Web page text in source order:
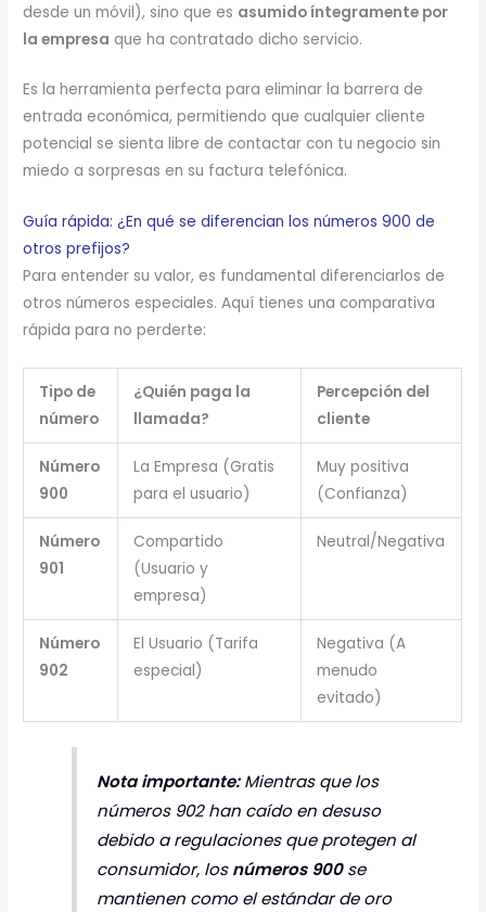
desde un móvil), sino que es asumido íntegramente por
la empresa que ha contratado dicho servicio.
Es la herramienta perfecta para eliminar la barrera de
entrada económica, permitiendo que cualquier cliente
potencial se sienta libre de contactar con tu negocio sin
miedo a sorpresas en su factura telefónica.
Guía rápida: ¿En qué se diferencian los números 900 de
otros prefijos?
Para entender su valor, es fundamental diferenciarlos de
otros números especiales. Aquí tienes una comparativa
rápida para no perderte:
Tipo de
número
¿Quién paga la
llamada?
Percepción del
cliente
Número
900
La Empresa (Gratis
para el usuario)
Muy positiva
(Confianza)
Número
901
Compartido
(Usuario y
empresa)
Neutral/Negativa
Número
902
El Usuario (Tarifa
especial)
Negativa (A
menudo
evitado)
Nota importante:Mientras que los
números 902 han caído en desuso
debido a regulaciones que protegen al
consumidor, losnúmeros 900se
mantienen como el estándar de oro